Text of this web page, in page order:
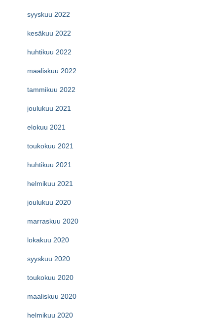
syyskuu 2022
kesäkuu 2022
huhtikuu 2022
maaliskuu 2022
tammikuu 2022
joulukuu 2021
elokuu 2021
toukokuu 2021
huhtikuu 2021
helmikuu 2021
joulukuu 2020
marraskuu 2020
lokakuu 2020
syyskuu 2020
toukokuu 2020
maaliskuu 2020
helmikuu 2020